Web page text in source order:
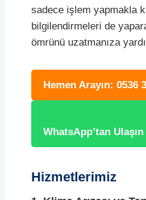
sadece işlem yapmakla
bilgilendirmeleri de
ömrünü uzatmanıza
Hemen Arayın: 0536
WhatsApp’tan Ulaşın
Hizmetlerimiz